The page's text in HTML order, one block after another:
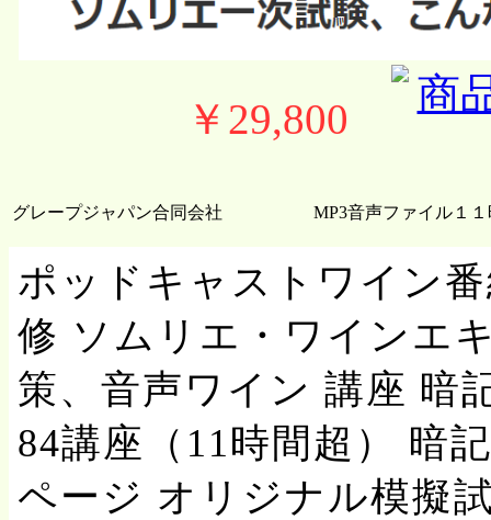
￥29,800
グレープジャパン合同会社 MP3音声ファイル１
ポッドキャストワイン
修 ソムリエ・ワインエ
策、音声ワイン 講座 暗
84講座（11時間超） 暗
ページ オリジナル模擬